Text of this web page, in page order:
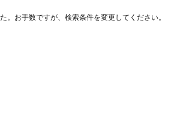
。お手数ですが、検索条件を変更してください。